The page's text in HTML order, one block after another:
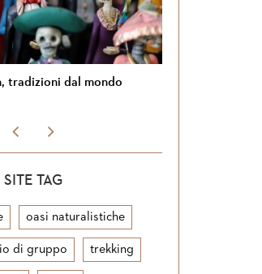
Si torna in Giordania
SITE TAG
oasi naturalistiche
di gruppo trekking